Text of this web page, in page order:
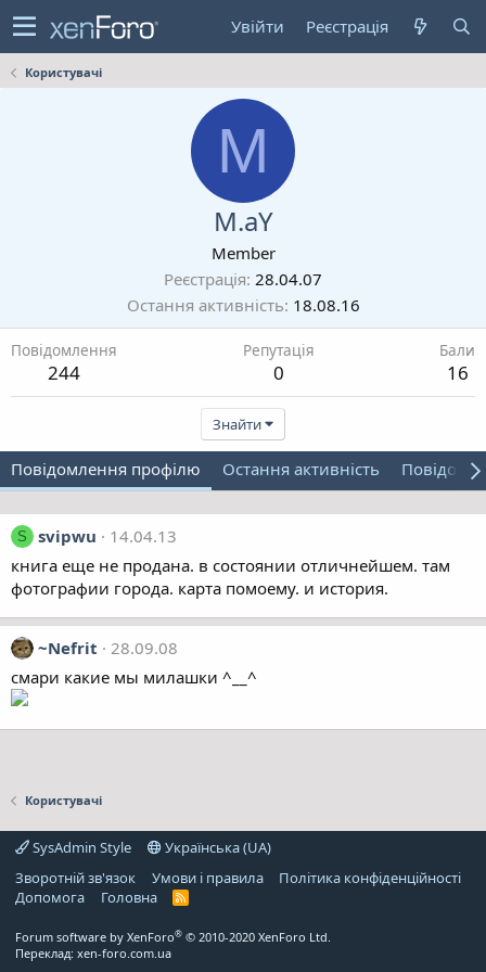
Увійти Реєстрація
Користувачі
M
M.aY
Member
Реєстрація 28.04.07
Остання активність 18.08.16
Повідомлення
244
Репутація
0
Бали
16
Знайти
Повідомлення профілю Остання активність
S svipwu
14.04.13
книга еще не продана. в состоянии отличнейшем. там
фотографии города. карта помоему. и история.
~Nefrit
28.09.08
смари какие мы милашки ^__^
Користувачі
SysAdmin Style
Українська (UA)
Зворотній зв'язок
Умови і правила
Політика конфіденційності
Дoпoмoга
Головна
R
Forum software by XenForo® © 2010-2020 XenForo Ltd.
Переклад: xen-foro.com.ua